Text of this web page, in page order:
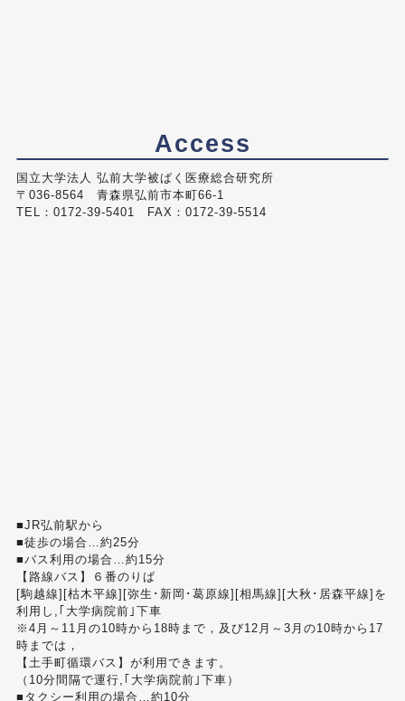
Access
国立大学法人 弘前大学被ばく医療総合研究所
〒036-8564 青森県弘前市本町66-1
TEL：0172-39-5401 FAX：0172-39-5514
■JR弘前駅から
■徒歩の場合…約25分
■バス利用の場合…約15分
【路線バス】６番のりば
[駒越線][枯木平線][弥生･新岡･葛原線][相馬線][大秋･居森平線]を
利用し,｢大学病院前｣下車
※4月～11月の10時から18時まで，及び12月～3月の10時から17
時までは，
【土手町循環バス】が利用できます。
（10分間隔で運行,｢大学病院前｣下車）
■タクシー利用の場合…約10分